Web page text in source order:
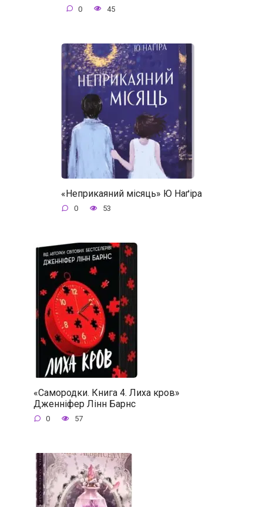
0 45
«Неприкаяний місяць» Ю Наґіра
0 53
«Самородки. Книга 4. Лиха кров»
Дженніфер Лінн Барнс
0 57